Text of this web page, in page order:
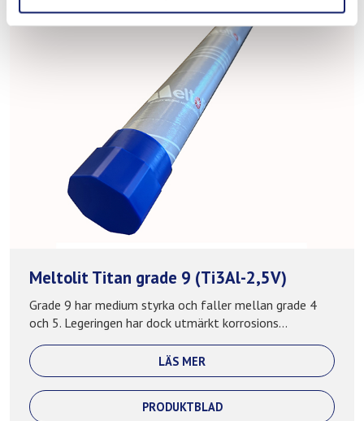
Meltolit Titan grade 9 (Ti3Al-2,5V)
Grade 9 har medium styrka och faller mellan grade 4
och 5. Legeringen har dock utmärkt korrosions...
LÄS MER
PRODUKTBLAD